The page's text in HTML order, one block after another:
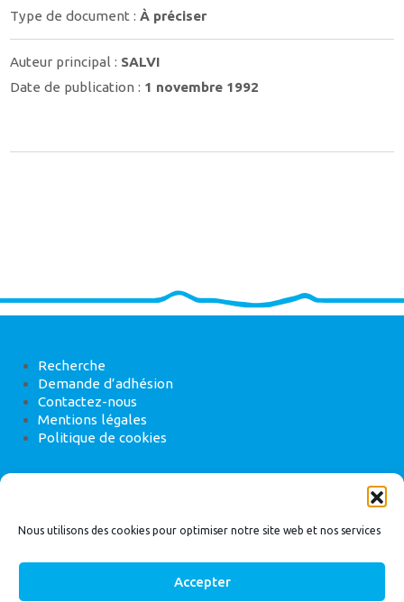
Nous utilisons des cookies pour optimiser notre site web et nos services
Accepter
Type de document :À préciser
Auteur principal : SALVI
Date de publication : 1 novembre 1992
Recherche
Demande d’adhésion
Contactez-nous
Mentions légales
Politique de cookies